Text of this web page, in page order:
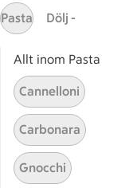
Sidfot
Start
Pasta Dölj -
Allt inom Pasta
Cannelloni
Carbonara
Gnocchi